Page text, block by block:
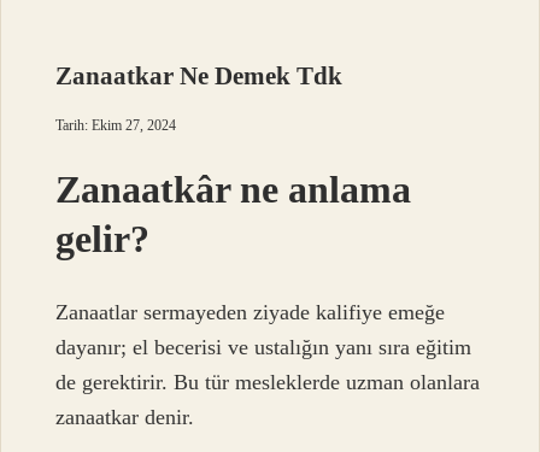
Zanaatkar Ne Demek Tdk
Tarih: Ekim 27, 2024
Zanaatkâr ne anlama
gelir?
Zanaatlar sermayeden ziyade kalifiye emeğe
dayanır; el becerisi ve ustalığın yanı sıra eğitim
de gerektirir. Bu tür mesleklerde uzman olanlara
zanaatkar denir.